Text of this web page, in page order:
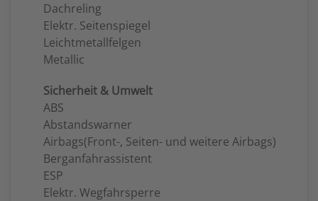
Dachreling
Elektr. Seitenspiegel
Leichtmetallfelgen
Metallic
Sicherheit & Umwelt
ABS
Abstandswarner
Airbags(Front-, Seiten- und weitere Airbags)
Berganfahrassistent
ESP
Elektr. Wegfahrsperre